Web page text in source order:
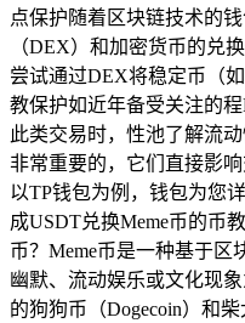
点保护随着区块链技术的
（DEX）和加密货币的兑
尝试通过DEX将稳定币（
教保护如近年备受关注的
此类交易时，性池了解流
非常重要的，它们直接影
以TP钱包为例，钱包为您
成USDT兑换Meme币的币
币？Meme币是一种基于区
幽默、流动娱乐或文化现
的狗狗币（Dogecoin）和